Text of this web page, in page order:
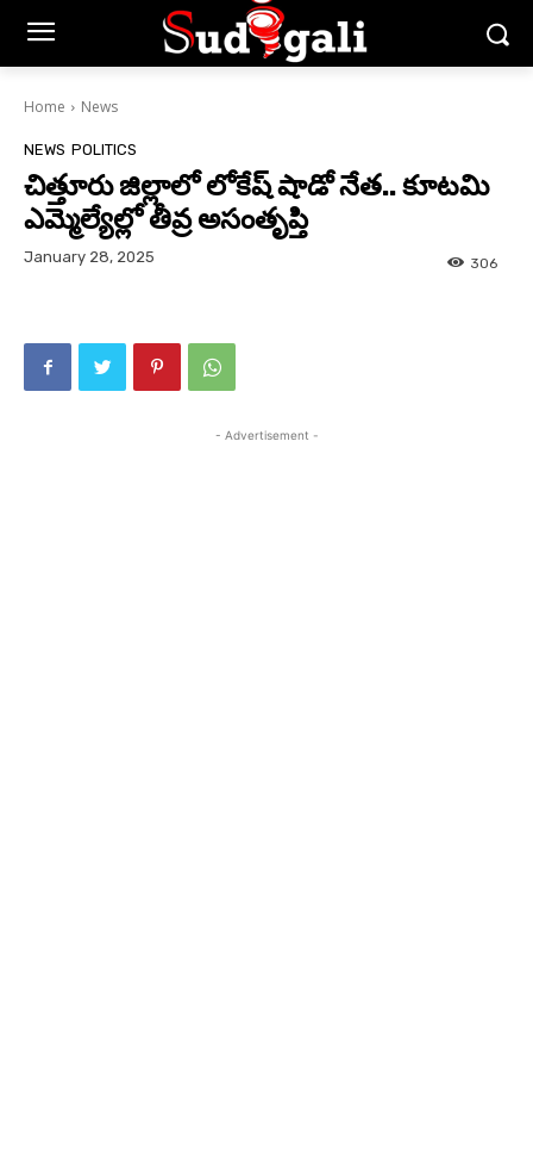
Home News
NEWS POLITICS
చిత్తూరు జిల్లాలో లోకేష్ షాడో నేత.. కూటమి
ఎమ్మెల్యేల్లో తీవ్ర అసంతృప్తి
January 28, 2025 306
- Advertisement -